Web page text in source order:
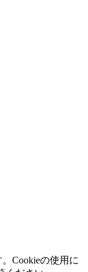
Cookieの使用に